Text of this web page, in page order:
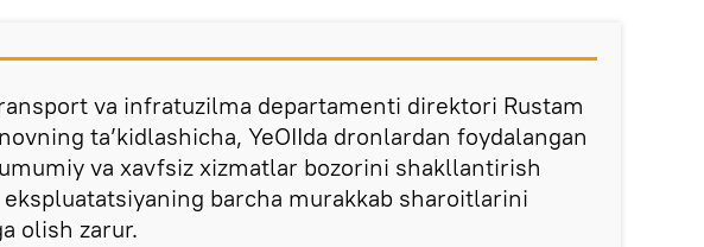
va infratuzilma departamenti direktori Rustam
ta’kidlashicha, YeOIIda dronlardan foydalangan
va xavfsiz xizmatlar bozorini shakllantirish
barcha murakkab sharoitlarini
olish zarur.